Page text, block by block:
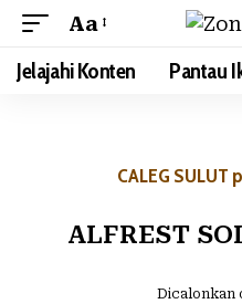
Aa
Jelajahi Konten Pantau
CALEG SULUT
ALFREST
Dicalonkan